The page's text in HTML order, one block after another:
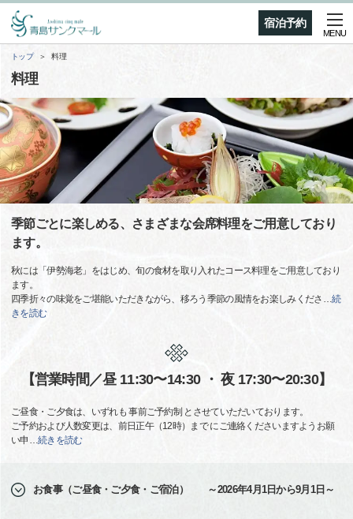
宿泊予約
MENU
トップ 料理
料理
季節ごとに楽しめる、さまざまな会席料理をご用意しており
ます。
秋には「伊勢海老」をはじめ、旬の食材を取り入れたコース料理をご用意しており
ます。
四季折々の味覚をご堪能いただきながら、移ろう季節の風情をお楽しみくださ …続
きを読む
【営業時間／昼 11:30〜14:30 ・ 夜 17:30〜20:30】
ご昼食・ご夕食は、いずれも 事前ご予約制 とさせていただいております。
ご予約および人数変更は、前日正午（12時）まで にご連絡くださいますようお願
い申 …続きを読む
お食事（ご昼食・ご夕食・ご宿泊） ～2026年4月1日から9月1日～